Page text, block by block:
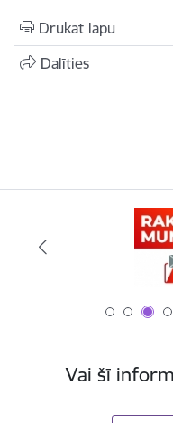
Drukāt lapu
Dalīties
Vai šī